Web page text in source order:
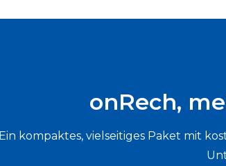
onRech,
Ein kompaktes, vielseitiges Paket mit